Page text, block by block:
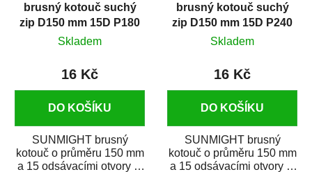
brusný kotouč suchý
zip D150 mm 15D P180
Skladem
16 Kč
DO KOŠÍKU
SUNMIGHT brusný
kotouč o průměru 150 mm
a 15 odsávacími otvory je
brusný kotouč suchý
zip D150 mm 15D P240
Skladem
16 Kč
DO KOŠÍKU
SUNMIGHT brusný
kotouč o průměru 150 mm
a 15 odsávacími otvory je